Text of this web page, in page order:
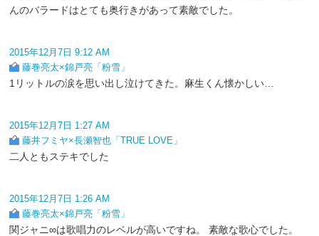
んのバラードはとても奥行きがあって素敵でした。
2015年12月7日 9:12 AM
藤巻亮太×錦戸亮「粉雪」
1リットルの涙を思い出し泣けてきた。麻生くん懐かしい…
2015年12月7日 1:27 AM
藤井フミヤ×長瀬智也「TRUE LOVE」
二人ともステキでした
2015年12月7日 1:26 AM
藤巻亮太×錦戸亮「粉雪」
関ジャニ∞は歌唱力のレベルが高いですね。 素敵な歌心でした。